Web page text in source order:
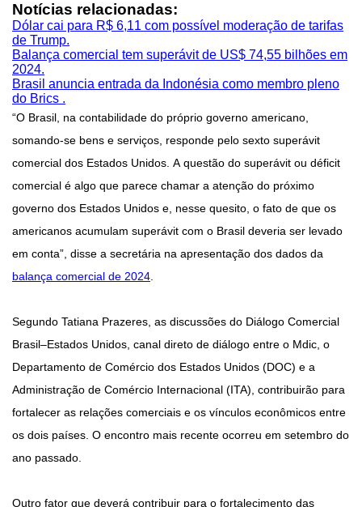
Notícias relacionadas:
Dólar cai para R$ 6,11 com possível moderação de tarifas
de Trump.
Balança comercial tem superávit de US$ 74,55 bilhões em
2024.
Brasil anuncia entrada da Indonésia como membro pleno
do Brics .
“O Brasil, na contabilidade do próprio governo americano,
somando-se bens e serviços, responde pelo sexto superávit
comercial dos Estados Unidos. A questão do superávit ou déficit
comercial é algo que parece chamar a atenção do próximo
governo dos Estados Unidos e, nesse quesito, o fato de que os
americanos acumulam superávit com o Brasil deveria ser levado
em conta”, disse a secretária na apresentação dos dados da
balança comercial de 2024.
Segundo Tatiana Prazeres, as discussões do Diálogo Comercial
Brasil–Estados Unidos, canal direto de diálogo entre o Mdic, o
Departamento de Comércio dos Estados Unidos (DOC) e a
Administração de Comércio Internacional (ITA), contribuirão para
fortalecer as relações comerciais e os vínculos econômicos entre
os dois países. O encontro mais recente ocorreu em setembro do
ano passado.
Outro fator que deverá contribuir para o fortalecimento das